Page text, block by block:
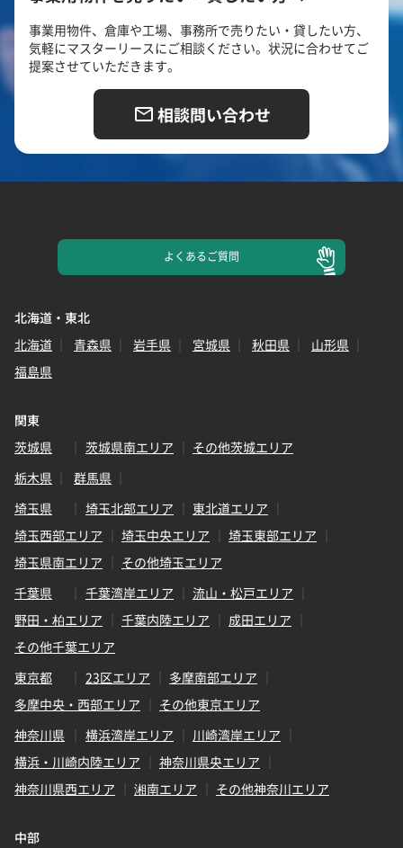
事業用物件、倉庫や工場、事務所で売りたい・貸したい方、
気軽にマスターリースにご相談ください。状況に合わせてご
提案させていただきます。
相談問い合わせ
よくあるご質問
北海道・東北
北海道
青森県 岩手県 宮城県 秋田県
山形県
福島県
関東
茨城県
茨城県南エリア
その他茨城エリア
栃木県
群馬県
埼玉県
埼玉北部エリア
東北道エリア
埼玉西部エリア
埼玉中央エリア
埼玉東部エリア
埼玉県南エリア
その他埼玉エリア
千葉県
千葉湾岸エリア
流山・松戸エリア
野田・柏エリア
千葉内陸エリア
成田エリア
その他千葉エリア
東京都
23区エリア
多摩南部エリア
多摩中央・西部エリア
その他東京エリア
神奈川県
横浜湾岸エリア
川崎湾岸エリア
横浜・川崎内陸エリア
神奈川県央エリア
神奈川県西エリア
湘南エリア その他神奈川エリア
中部